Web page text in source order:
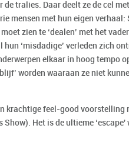
tralies. Daar deelt ze de cel
mensen met hun eigen
zien te ‘dealen’ met het
hun ‘misdadige’ verleden zich
elkaar in hoog tempo
worden waaraan ze niet
krachtige feel-good voorstelling
Show). Het is de ultieme